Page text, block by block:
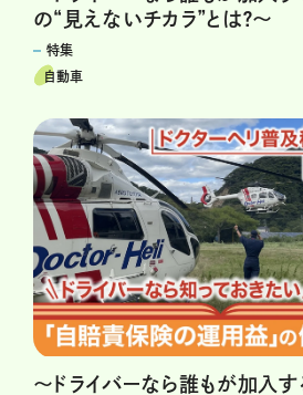
の“見えないチカラ”とは？～
特集
自動車
～ドライバーなら誰もが加入す